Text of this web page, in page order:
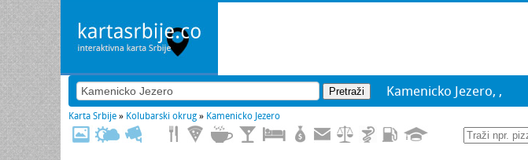
Kamenicko Jezero, ,
Karta Srbije » Kolubarski okrug » Kamenicko Jezero